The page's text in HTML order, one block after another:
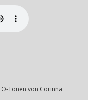
Tönen von Corinna